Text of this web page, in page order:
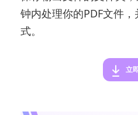
钟内处理你的PDF文件
式。
立